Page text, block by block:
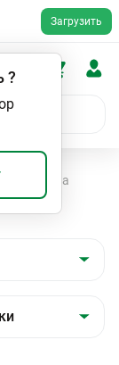
Загрузить
?
на